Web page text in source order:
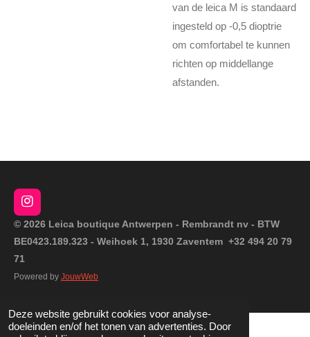
Deze website gebruikt cookies voor analyse-
doeleinden en/of het tonen van advertenties. Door
van de leica M is standaard
ingesteld op -0,5 dioptrie
om comfortabel te kunnen
richten op middellange
afstanden.
I
n
t
r
© 2026 Leica boutique Antwerpen - Rembrandt nv - BTW
BE0423.189.323 - Weihoek 1, 1930 Zaventem +32 494 20 79
71
Powered by JouwWeb